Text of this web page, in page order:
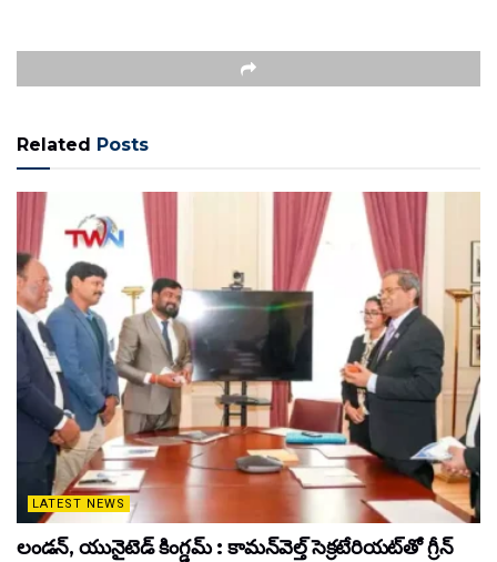
Related Posts
LATEST NEWS
లండన్, యునైటెడ్ కింగ్డమ్ : కామన్‌వెల్త్ సెక్రటేరియట్‌తో గ్రీన్